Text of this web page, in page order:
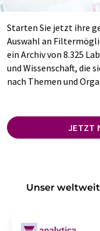
Starten Sie jetzt ihre
Auswahl an
ein Archiv von 8.325
und Wissenschaft, die
nach Themen und
JETZT
Unser